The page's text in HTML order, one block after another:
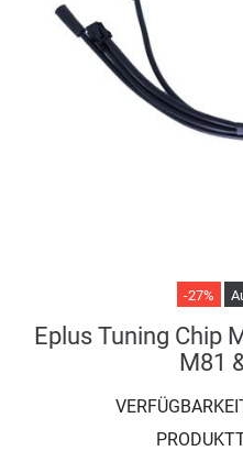
-27%
Eplus Tuning Chip
M81